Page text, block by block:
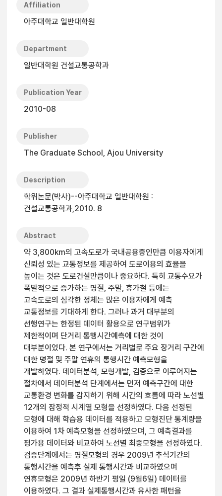
Affiliation
아주대학교 일반대학원
Department
일반대학원 건설교통공학과
Publication Year
2010-08
Publisher
The Graduate School, Ajou University
Description
학위논문(박사)--아주대학교 일반대학원 :
건설교통공학과,2010. 8
Abstract
약 3,800km의 고속도로가 국내공용중인만큼 이용자에게
신뢰성 있는 교통정보를 제공하여 도로이용의 효율을
높이는 것은 도로건설만큼이나 중요하다. 특히 교통수요가
폭발적으로 증가하는 명절, 주말, 휴가철 등에는
고속도로의 심각한 정체는 많은 이용자에게 예측
교통정보를 기대하게 한다. 그러나 과거 대부분의
선행연구는 한정된 데이터 활용으로 연구범위가
제한적이며 단거리 통행시간예측에 대한 것이
대부분이었다. 본 연구에서는 거리별로 주요 장거리 구간에
대한 명절 및 주말 연휴의 통행시간 예측모형을
개발하였다. 데이터분석, 모형개발, 검증으로 이루어지는
절차에서 데이터분석 단계에서는 먼저 예측구간에 대한
교통환경 변화를 감지하기 위해 시간의 흐름에 따라 노선별
12개의 잠정적 시계열 모형을 선정하였다. 다음 선정된
모형에 대해 학습용 데이터를 적용하고 모형진단 통계량을
이용하여 1차 예측모형을 선정하였으며, 그 예측결과를
평가용 데이터와 비교하여 노선별 최종모형을 선정하였다.
검증단계에서는 명절모형의 경우 2009년 추석기간의
통행시간을 예측후 실제 통행시간과 비교하였으며
연휴모형은 2009년 하반기 평일 (9월6일) 데이터를
이용하였다. 그 결과 실제통행시간과 유사한 패턴을